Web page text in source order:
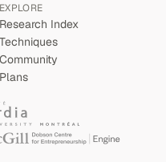
EXPLORE
Research Index
Techniques
Community
Plans